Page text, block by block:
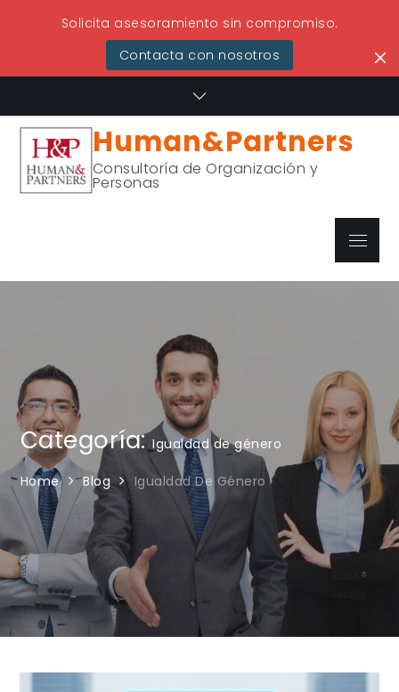
Solicita asesoramiento sin compromiso.
Contacta con nosotros
content
Human&Partners
Consultoría de Organización y
Personas
Menu
Categoría:Igualdad de género
Home Blog Igualdad De Género